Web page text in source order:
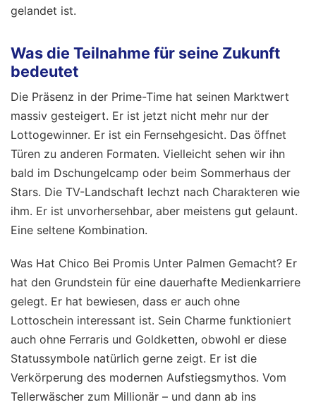
gelandet ist.
Was die Teilnahme für seine Zukunft
bedeutet
Die Präsenz in der Prime-Time hat seinen Marktwert
massiv gesteigert. Er ist jetzt nicht mehr nur der
Lottogewinner. Er ist ein Fernsehgesicht. Das öffnet
Türen zu anderen Formaten. Vielleicht sehen wir ihn
bald im Dschungelcamp oder beim Sommerhaus der
Stars. Die TV-Landschaft lechzt nach Charakteren wie
ihm. Er ist unvorhersehbar, aber meistens gut gelaunt.
Eine seltene Kombination.
Was Hat Chico Bei Promis Unter Palmen Gemacht? Er
hat den Grundstein für eine dauerhafte Medienkarriere
gelegt. Er hat bewiesen, dass er auch ohne
Lottoschein interessant ist. Sein Charme funktioniert
auch ohne Ferraris und Goldketten, obwohl er diese
Statussymbole natürlich gerne zeigt. Er ist die
Verkörperung des modernen Aufstiegsmythos. Vom
Tellerwäscher zum Millionär – und dann ab ins